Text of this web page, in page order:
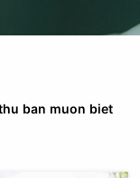
ban muon biet